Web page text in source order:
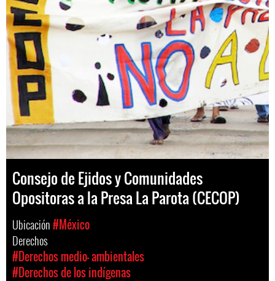
Consejo de Ejidos y Comunidades
Opositoras a la Presa La Parota (CECOP)
Ubicación#México
Derechos
#Derechos medio- ambientales
#Derechos de los indígenas